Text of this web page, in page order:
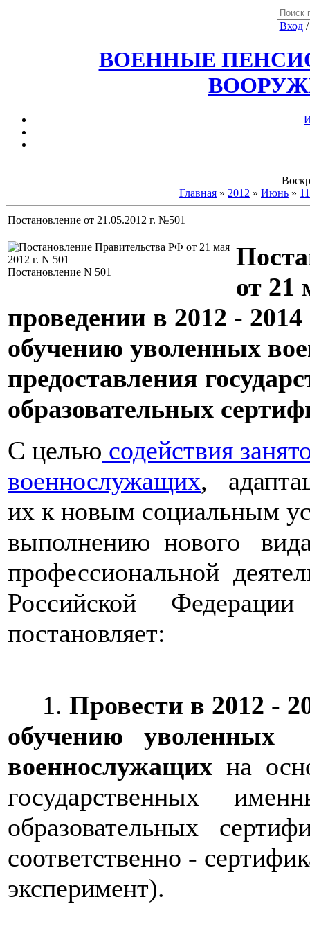
Вход
ВОЕННЫЕ
Главная » 2012 » Июнь » 11
Постановление от 21.05.2012 г. №501
Постановление N 501
от 21
проведении в 2012 -
обучению уволенных
предоставления
образовательных
С целью содействия
военнослужащих,
их к новым социальным
выполнению нового
профессиональной
Российской Федерации
постановляет:
1. Провести в 2012 -
обучению уволенных
военнослужащих на
государственных
образовательных
соответственно -
эксперимент).